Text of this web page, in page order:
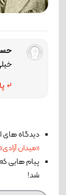
دیدگاه های
«میدان آزادی»
پیام هایی
شد!